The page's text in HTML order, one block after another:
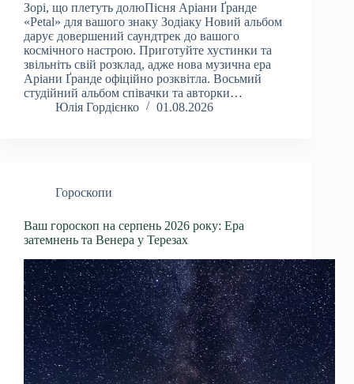
Зорі, що плетуть долюПісня Аріани Ґранде
«Petal» для вашого знаку Зодіаку Новий альбом
дарує довершений саундтрек до вашого
космічного настрою. Приготуйте хустинки та
звільніть свій розклад, адже нова музична ера
Аріани Ґранде офіційно розквітла. Восьмий
студійний альбом співачки та авторки…
Юлія Гордієнко
01.08.2026
Гороскопи
Ваш гороскоп на серпень 2026 року: Ера
затемнень та Венера у Терезах